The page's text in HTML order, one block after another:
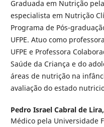
Graduada em Nutrição
especialista em Nutrição
Programa de Pós-
UFPE. Atuo como
UFPE e Professora
Saúde da Criança e do
áreas de nutrição na
avaliação do estado
Pedro Israel Cabral de Lira,
Médico pela Universidade